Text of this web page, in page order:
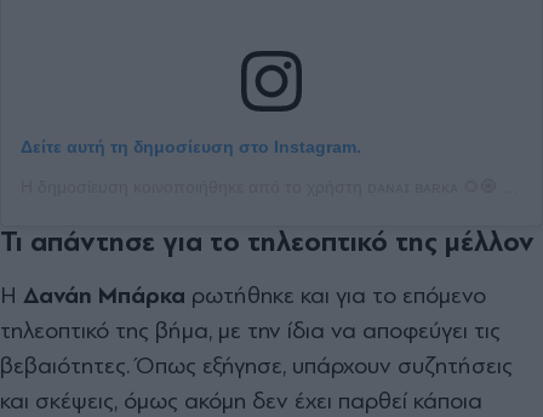
Δείτε αυτή τη δημοσίευση στο Instagram.
Τι απάντησε για το τηλεοπτικό της μέλλον
Η Δανάη Μπάρκα ρωτήθηκε και για το επόμενο
τηλεοπτικό της βήμα, με την ίδια να αποφεύγει τις
βεβαιότητες. Όπως εξήγησε, υπάρχουν συζητήσεις
και σκέψεις, όμως ακόμη δεν έχει παρθεί κάποια